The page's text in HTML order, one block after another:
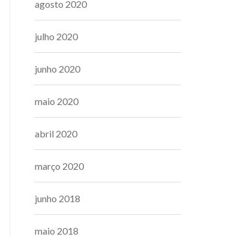
agosto 2020
julho 2020
junho 2020
maio 2020
abril 2020
março 2020
junho 2018
maio 2018